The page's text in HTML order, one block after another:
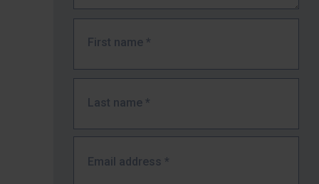
First name *
Last name *
Email address *